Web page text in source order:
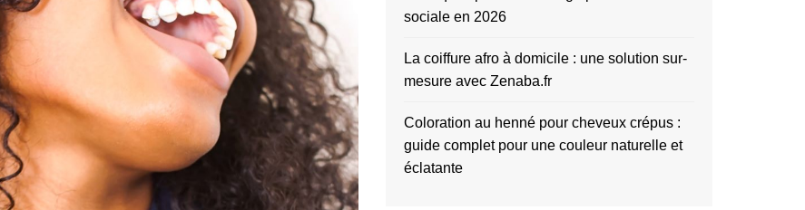
sociale en 2026
La coiffure afro à domicile : une solution sur-
mesure avec Zenaba.fr
Coloration au henné pour cheveux crépus :
guide complet pour une couleur naturelle et
éclatante